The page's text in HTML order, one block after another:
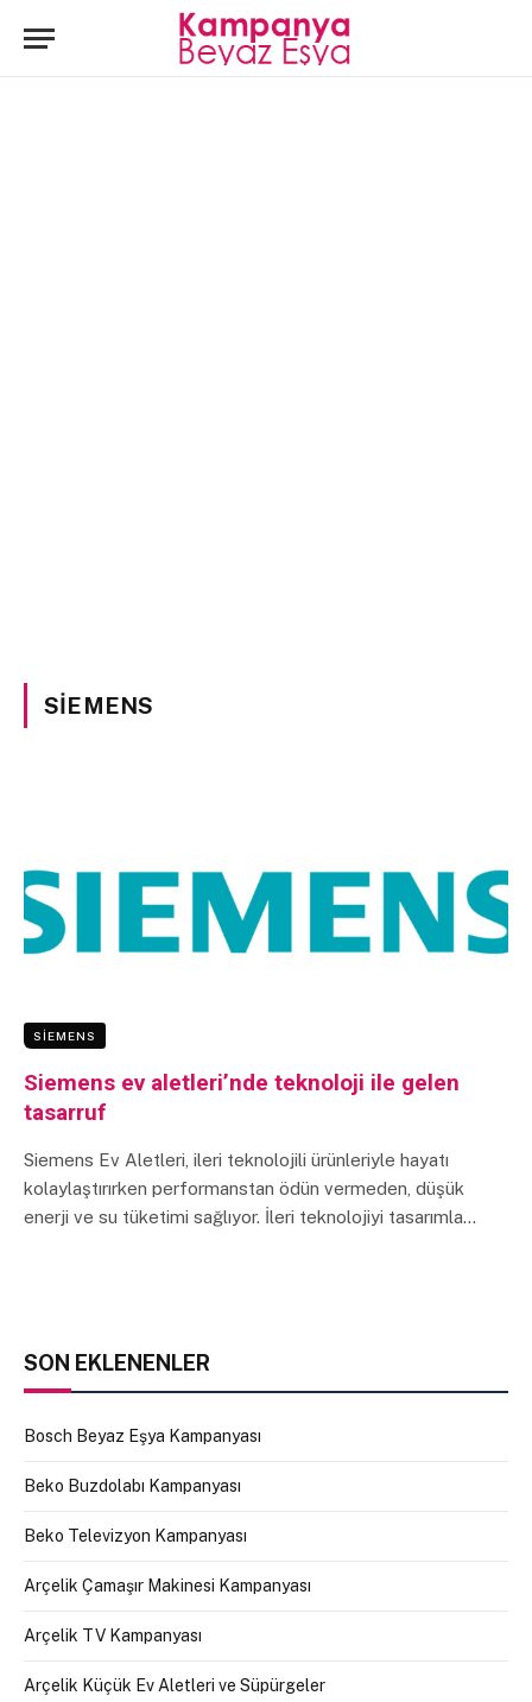
SIEMENS
SIEMENS
Siemens ev aletleri’nde teknoloji ile gelen
tasarruf
Siemens Ev Aletleri, ileri teknolojili ürünleriyle hayatı
kolaylaştırırken performanstan ödün vermeden, düşük
enerji ve su tüketimi sağlıyor. İleri teknolojiyi tasarımla…
SON EKLENENLER
Bosch Beyaz Eşya Kampanyası
Beko Buzdolabı Kampanyası
Beko Televizyon Kampanyası
Arçelik Çamaşır Makinesi Kampanyası
Arçelik TV Kampanyası
Arçelik Küçük Ev Aletleri ve Süpürgeler